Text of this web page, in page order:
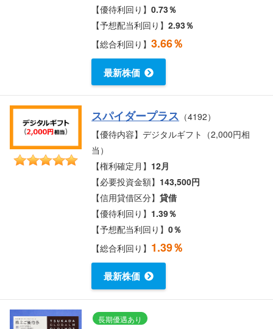
【優待利回り】0.73％
【予想配当利回り】2.93％
【総合利回り】3.66％
最新株価
スパイダープラス （4192）
【優待内容】デジタルギフト（2,000円相
当）
【権利確定月】 12月
【必要投資金額】 143,500円
【信用貸借区分】貸借
【優待利回り】 1.39％
【予想配当利回り】0％
【総合利回り】 1.39％
最新株価
長期優遇あり